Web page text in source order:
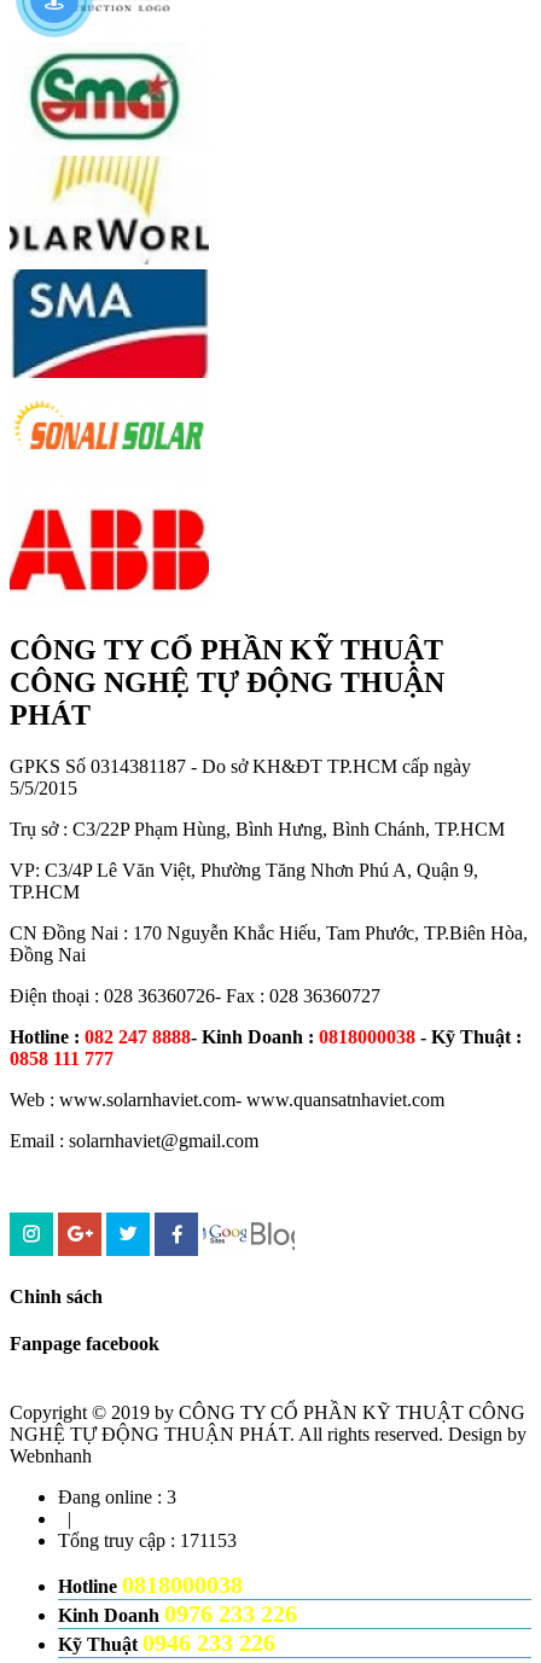
CÔNG TY CỔ PHẦN KỸ THUẬT
CÔNG NGHỆ TỰ ĐỘNG THUẬN
PHÁT
GPKS Số 0314381187 - Do sở KH&ĐT TP.HCM cấp ngày
5/5/2015
Trụ sở : C3/22P Phạm Hùng, Bình Hưng, Bình Chánh, TP.HCM
VP: C3/4P Lê Văn Việt, Phường Tăng Nhơn Phú A, Quận 9,
TP.HCM
CN Đồng Nai : 170 Nguyễn Khắc Hiếu, Tam Phước, TP.Biên Hòa,
Đồng Nai
Điện thoại : 028 36360726- Fax : 028 36360727
Hotline : 082 247 8888- Kinh Doanh : 0818000038 - Kỹ Thuật :
0858 111 777
Web : www.solarnhaviet.com- www.quansatnhaviet.com
Email : solarnhaviet@gmail.com
Chinh sách
Fanpage facebook
Copyright © 2019 by CÔNG TY CỔ PHẦN KỸ THUẬT CÔNG
NGHỆ TỰ ĐỘNG THUẬN PHÁT. All rights reserved. Design by
Webnhanh
Đang online : 3
|
Tổng truy cập : 171153
Hotline 0818000038
Kinh Doanh 0976 233 226
Kỹ Thuật 0946 233 226